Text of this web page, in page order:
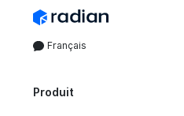
Français
Produit